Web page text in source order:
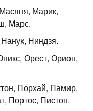
Марик,
Марс.
Ниндзя.
Орест, Орион,
Порхай, Памир,
Портос, Пистон.